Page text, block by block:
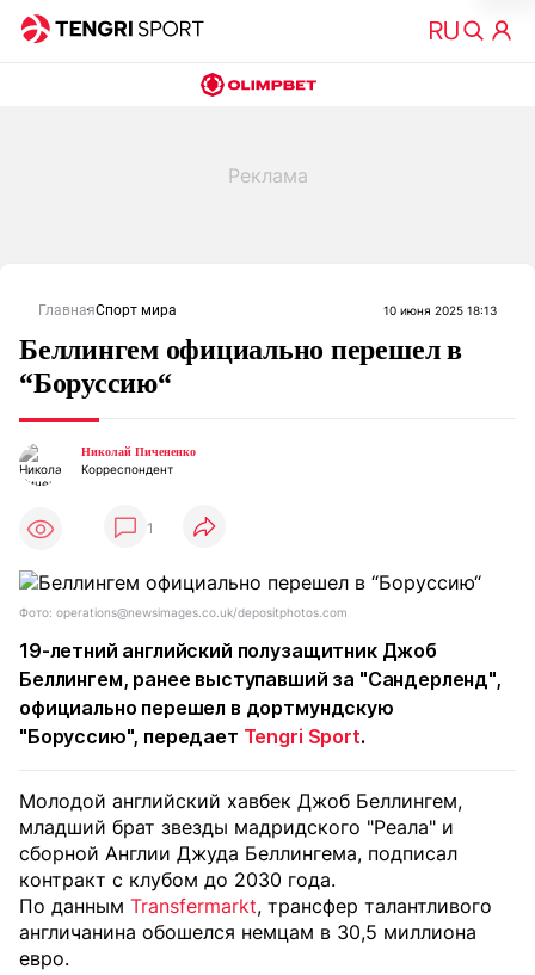
ГлавнаяСпорт мира 10 июня 2025 18:13
Беллингем официально перешел в
“Боруссию“
Николай Пичененко
Корреспондент
1
Фото: operations@newsimages.co.uk/depositphotos.com
19-летний английский полузащитник Джоб
Беллингем, ранее выступавший за "Сандерленд",
официально перешел в дортмундскую
"Боруссию", передает Tengri Sport.
Молодой английский хавбек Джоб Беллингем,
младший брат звезды мадридского "Реала" и
сборной Англии Джуда Беллингема, подписал
контракт с клубом до 2030 года.
По данным Transfermarkt, трансфер талантливого
англичанина обошелся немцам в 30,5 миллиона
евро.